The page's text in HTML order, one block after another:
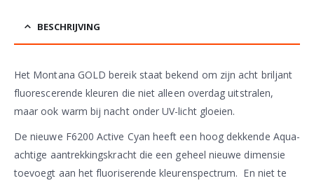
BESCHRIJVING
Het Montana GOLD bereik staat bekend om zijn acht briljant
fluorescerende kleuren die niet alleen overdag uitstralen,
maar ook warm bij nacht onder UV-licht gloeien.
De nieuwe F6200 Active Cyan heeft een hoog dekkende Aqua-
achtige aantrekkingskracht die een geheel nieuwe dimensie
toevoegt aan het fluoriserende kleurenspectrum. En niet te